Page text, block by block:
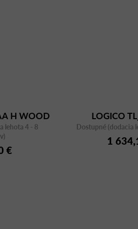
H WOOD
lehota 4 - 8
€
LOGICO
Dostupné (dodacia
1